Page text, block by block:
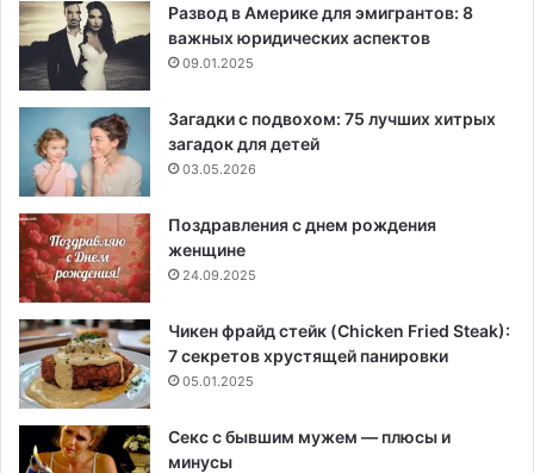
Развод в Америке для эмигрантов: 8
важных юридических аспектов
09.01.2025
Загадки с подвохом: 75 лучших хитрых
загадок для детей
03.05.2026
Поздравления с днем рождения
женщине
24.09.2025
Чикен фрайд стейк (Chicken Fried Steak):
7 секретов хрустящей панировки
05.01.2025
Секс с бывшим мужем — плюсы и
минусы